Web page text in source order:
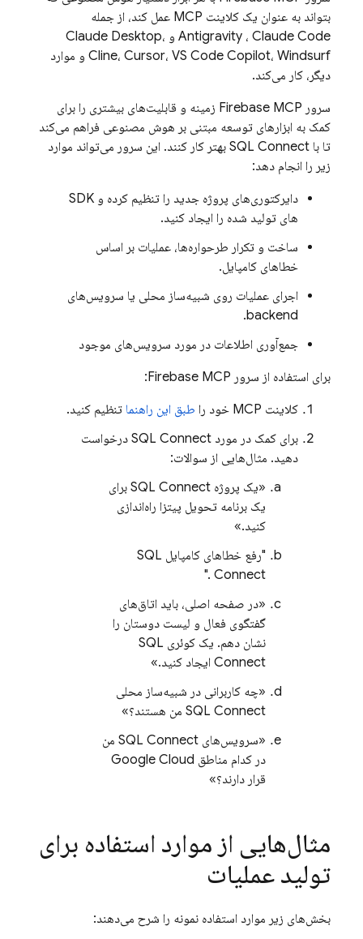
بتواند به عنوان یک کلاینت MCP عمل کند، از جمله
Antigravity
، Claude Code و Claude Desktop،
Cline، Cursor، VS Code Copilot، Windsurf و موارد
دیگر، کار می‌کند.
سرور Firebase MCP زمینه و قابلیت‌های بیشتری را برای
کمک به ابزارهای توسعه مبتنی بر هوش مصنوعی فراهم می‌کند
تا با SQL Connect بهتر کار کنند. این سرور می‌تواند موارد
زیر را انجام دهد:
دایرکتوری‌های پروژه جدید را تنظیم کرده و SDK
های تولید شده را ایجاد کنید.
ساخت و تکرار طرحواره‌ها، عملیات بر اساس
خطاهای کامپایل.
اجرای عملیات روی شبیه‌ساز محلی یا سرویس‌های
backend.
جمع‌آوری اطلاعات در مورد سرویس‌های موجود
برای استفاده از سرور Firebase MCP:
کلاینت MCP خود را
طبق این راهنما تنظیم کنید.
برای کمک در مورد SQL Connect درخواست
دهید. مثال‌هایی از سوالات:
«یک پروژه SQL Connect برای
یک برنامه تحویل پیتزا راه‌اندازی
کنید.»
"رفع خطاهای کامپایل SQL
Connect
."
«در صفحه اصلی، باید اتاق‌های
گفتگوی فعال و لیست دوستان را
نشان دهم. یک کوئری SQL
Connect ایجاد کنید.»
«چه کاربرانی در شبیه‌ساز محلی
SQL Connect من هستند؟»
«سرویس‌های SQL Connect من
در کدام مناطق Google Cloud
قرار دارند؟»
مثال‌هایی از موارد استفاده برای
تولید عملیات
بخش‌های زیر موارد استفاده نمونه را شرح می‌دهند: